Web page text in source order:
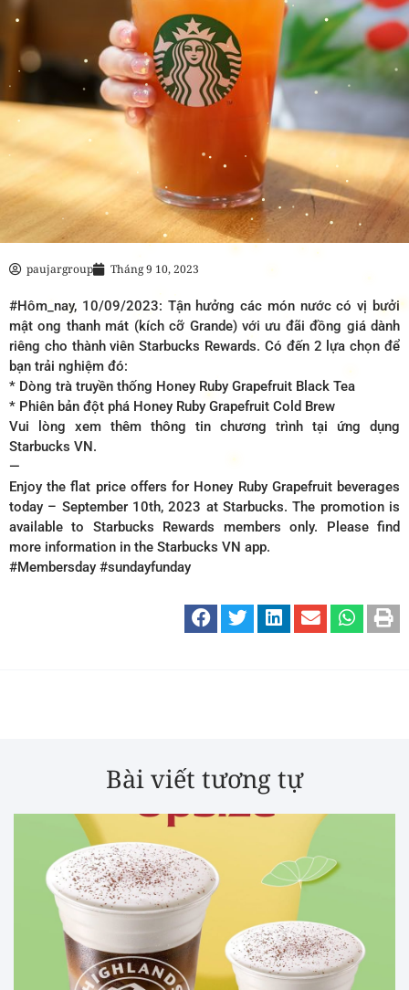
paujargroup Tháng 9 10, 2023
#Hôm_nay, 10/09/2023: Tận hưởng các món nước có vị bưởi
mật ong thanh mát (kích cỡ Grande) với ưu đãi đồng giá dành
riêng cho thành viên Starbucks Rewards. Có đến 2 lựa chọn để
bạn trải nghiệm đó:
* Dòng trà truyền thống Honey Ruby Grapefruit Black Tea
* Phiên bản đột phá Honey Ruby Grapefruit Cold Brew
Vui lòng xem thêm thông tin chương trình tại ứng dụng
Starbucks VN.
—
Enjoy the flat price offers for Honey Ruby Grapefruit beverages
today – September 10th, 2023 at Starbucks. The promotion is
available to Starbucks Rewards members only. Please find
more information in the Starbucks VN app.
#Membersday #sundayfunday
Bài viết tương tự